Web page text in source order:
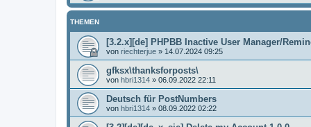
THEMEN
[3.2.x][de] PHPBB Inactive User Manager/
von riechterjue » 14.07.2024 09:25
gfksx\thanksforposts\
von hbri1314 » 06.09.2022 22:11
Deutsch für PostNumbers
von hbri1314 » 08.09.2022 02:22